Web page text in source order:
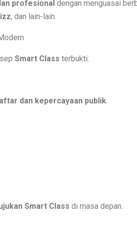
profesional dengan menguasai
, dan lain-lain.
Smart Class terbukti:
dan kepercayaan publik
Smart Class di masa depan.